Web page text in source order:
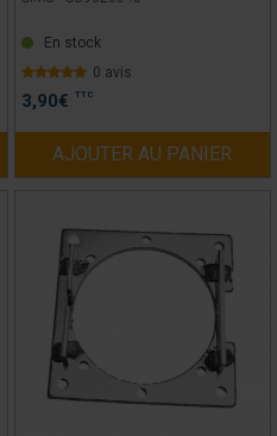
En stock
0 avis
3,90€ TTC
AJOUTER AU PANIER